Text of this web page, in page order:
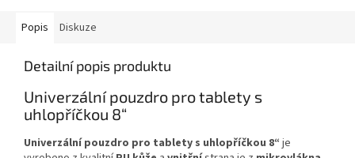
Popis Diskuze
Detailní popis produktu
Univerzální pouzdro pro tablety s
uhlopříčkou 8“
Univerzální pouzdro pro tablety s uhlopříčkou 8“ je